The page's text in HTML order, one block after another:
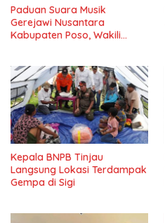
Paduan Suara Musik
Gerejawi Nusantara
Kabupaten Poso, Wakili
Kepala BNPB Tinjau
Langsung Lokasi Terdampak
Gempa di Sigi